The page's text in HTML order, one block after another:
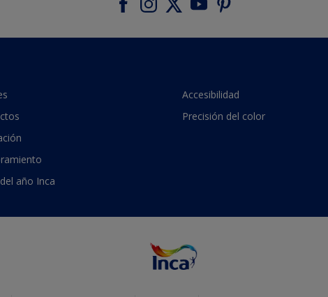
año Inca
Accesibilidad
Precisión del color